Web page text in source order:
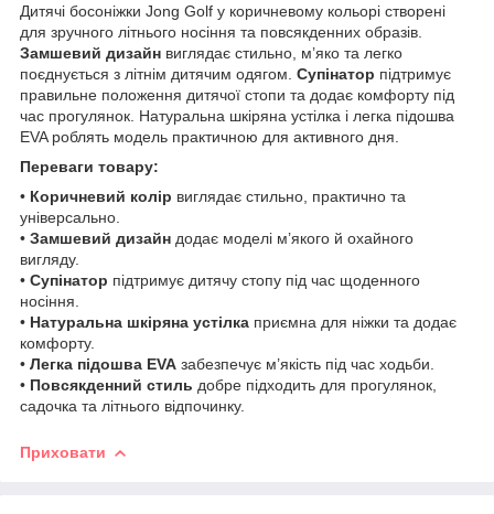
Дитячі босоніжки Jong Golf у коричневому кольорі створені
для зручного літнього носіння та повсякденних образів.
Замшевий дизайн виглядає стильно, м’яко та легко
поєднується з літнім дитячим одягом. Супінатор підтримує
правильне положення дитячої стопи та додає комфорту під
час прогулянок. Натуральна шкіряна устілка і легка підошва
EVA роблять модель практичною для активного дня.
Переваги товару:
• Коричневий колір виглядає стильно, практично та
універсально.
• Замшевий дизайн додає моделі м’якого й охайного
вигляду.
• Супінатор підтримує дитячу стопу під час щоденного
носіння.
• Натуральна шкіряна устілка приємна для ніжки та додає
комфорту.
• Легка підошва EVA забезпечує м’якість під час ходьби.
• Повсякденний стиль добре підходить для прогулянок,
садочка та літнього відпочинку.
Приховати